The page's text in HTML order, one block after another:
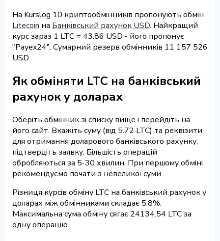
На Kurslog 10 криптообмінників пропонують обмін
Litecoin на Банківський рахунок USD. Найкращий
курс зараз 1 LTC = 43.86 USD - його пропонує
"Payex24". Сумарний резерв обмінників 11 157 526
USD.
Як обміняти LTC на банківський
рахунок у доларах
Оберіть обмінник зі списку вище і перейдіть на
його сайт. Вкажіть суму (від 5.72 LTC) та реквізити
для отримання доларового банківського рахунку,
підтвердіть заявку. Більшість операцій
обробляються за 5-30 хвилин. При першому обміні
рекомендуємо почати з невеликої суми.
Різниця курсів обміну LTC на банківський рахунок у
доларах між обмінниками складає 5.8%.
Максимальна сума обміну сягає 24134.54 LTC за
одну операцію.